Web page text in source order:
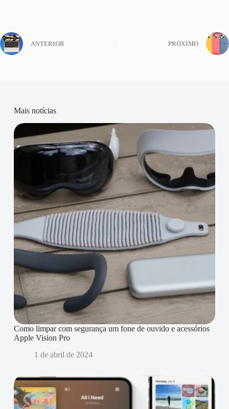
ANTERIOR PRÓXIMO
Mais notícias
Como limpar com segurança um fone de ouvido e acessórios
Apple Vision Pro
1 de abril de 2024